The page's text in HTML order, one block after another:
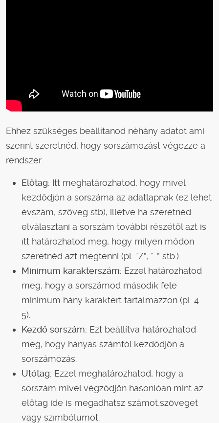
Ehhez szükséges beállítanod néhány adatot ami
szerint szeretnéd, hogy sorszámozást végezze a
rendszer.
Előtag: Itt meghatározhatod, hogy mivel
kezdődjön a sorszáma az adatlapnak (ez lehet
évszám, szöveg stb), illetve ha szeretnéd
elválasztani a sorszám további részétől azt is
itt határozhatod meg, hogy milyen módon
szeretnéd azt megtenni (pl. “/”, “-” stb.).
Minimum karakterszám: Ezzel határozhatod
meg, hogy a sorszámod második fele
minimum hány karaktert tartalmazzon (pl. 4-
5).
Kezdő sorszám: Ezt beállítva határozhatod
meg, hogy hányas számtól kezdődjön a
sorszámozás.
Utótag: Ezzel meghatározhatod, hogy a
sorszám mivel végződjön hasonlóan mint az
előtag ide is megadhatsz számot,szöveget
vagy szimbólumot.